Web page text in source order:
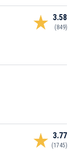
3.58
(849)
3.77
(1745)